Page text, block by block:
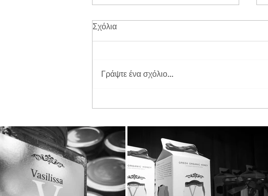
Exports Awards 2026
Σχόλια
Γράψτε ένα σχόλιο...